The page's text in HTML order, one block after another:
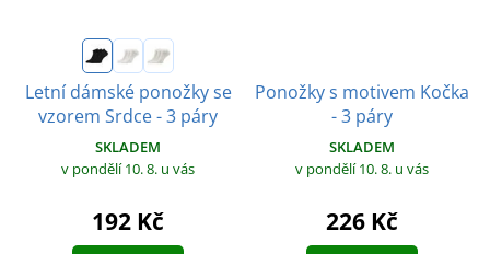
Letní dámské ponožky se
vzorem Srdce - 3 páry
SKLADEM
v pondělí 10. 8. u vás
192 Kč
Ponožky s motivem Kočka
- 3 páry
SKLADEM
v pondělí 10. 8. u vás
226 Kč